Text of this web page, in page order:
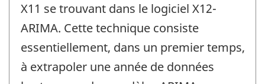
X11 se trouvant dans le logiciel X12-
ARIMA. Cette technique consiste
essentiellement, dans un premier temps,
à extrapoler une année de données